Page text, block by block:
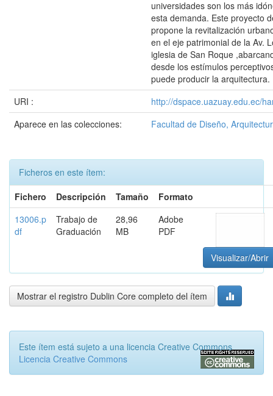
universidades son los más
esta demanda. Este proyecto
propone la revitalización
en el eje patrimonial de la Av.
iglesia de San Roque
desde los estímulos
puede producir la arquitectura.
URI :
http://dspace.uazuay.edu.ec/
Aparece en las colecciones:
Facultad de Diseño,
Ficheros en este ítem:
Fichero
Descripción Tamaño
Formato
13006.p
df
Trabajo de
Graduación
28,96
MB
Adobe
PDF
Visualizar/Abrir
Mostrar el registro Dublin Core completo del ítem
Este ítem está sujeto a una licencia Creative Commons
Licencia Creative Commons